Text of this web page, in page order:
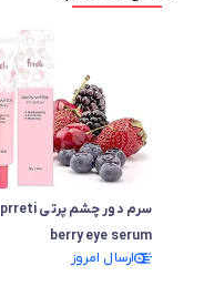
سرم دور چشم پرتی prreti
berry eye serum
ارسال امروز